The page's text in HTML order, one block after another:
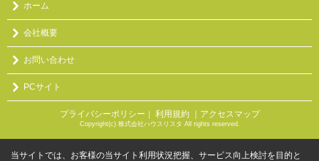
ホーム
会社概要
お問い合わせ
PCサイト
プライバシーポリシー 利用規約 ｜アクセスマップ
Copyright(c) 株式会社ハウスリスタ All rights reserved.
当サイトでは、お客様の当サイト利用状況把握、サービス向上検討を目的と